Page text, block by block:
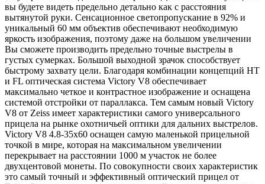
вы будете видеть предельно детально как с расстояния
вытянутой руки. Сенсационное светопропускание в 92% и
уникальный 60 мм объектив обеспечивают необходимую
яркость изображения, поэтому даже на большом увеличении
Вы сможете производить предельно точные выстрелы в
густых сумерках. Большой выходной зрачок способствует
быстрому захвату цели. Благодаря комбинации концепций HT
и FL оптическая система Victory V8 обеспечивает
максимально четкое и контрастное изображение и оснащена
системой отстройки от параллакса. Тем самым новый Victory
V8 от Zeiss имеет характеристики самого универсального
прицела на рынке охотничьей оптики для дальних выстрелов.
Victory V8 4.8-35x60 оснащен самую маленькой прицельной
точкой в мире, которая на максимальном увеличении
перекрывает на расстоянии 1000 м участок не более
двухцентовой монеты. По совокупности своих характеристик
это самый точный и эффективный оптический прицел от